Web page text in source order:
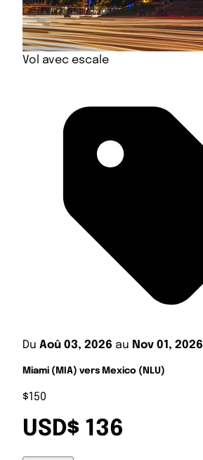
Vol avec escale
Du Aoû 03, 2026 au Nov 01, 2026
Miami (MIA) vers Mexico (NLU)
$150
USD$ 136